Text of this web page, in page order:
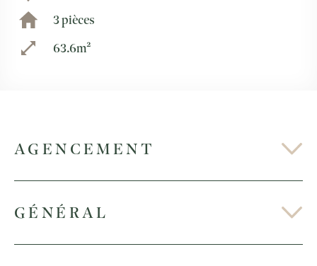
3 pièces
63.6m²
AGENCEMENT
GÉNÉRAL